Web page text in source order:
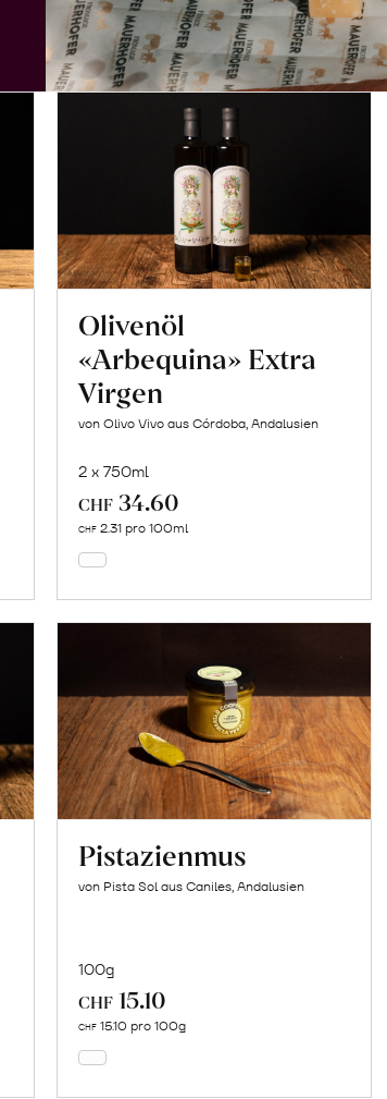
Olivenöl
«Arbequina» Extra
Virgen
von Olivo Vivo aus Córdoba, Andalusien
2 x 750ml
CHF 34.60
CHF 2.31 pro 100ml
Pistazienmus
von Pista Sol aus Caniles, Andalusien
100g
CHF 15.10
CHF 15.10 pro 100g